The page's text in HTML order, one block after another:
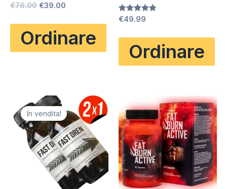
Valutato
€78.00 Il
originale
era:
€78.00.
€39.00
attuale
è:
€39.00.
Ordinare
Valutato
€49.99
Ordinare
In vendita!